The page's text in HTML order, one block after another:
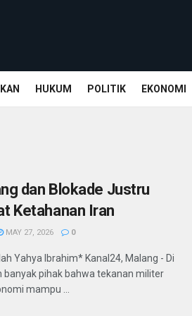
HUKUM POLITIK EKONOMI
dan Blokade Justru
Ketahanan Iran
MAY 27, 2026 0
Yahya Ibrahim* Kanal24, Malang - Di
banyak pihak bahwa tekanan militer
mampu ...